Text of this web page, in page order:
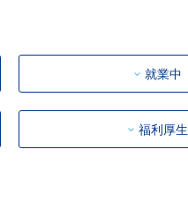
就業中
福利厚生